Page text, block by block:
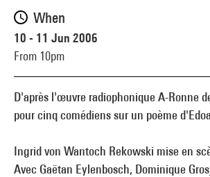
D'après l'œuvre radiophonique A-Ronne
pour cinq comédiens sur un poème
Ingrid von Wantoch Rekowski mise en
Avec Gaëtan Eylenbosch, Dominique
When
10 - 11 Jun 2006
From 10pm